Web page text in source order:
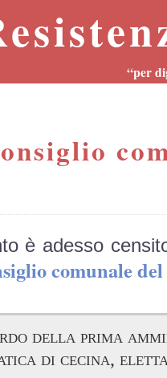
“per
è adesso
comunale
della prima
di cecina,